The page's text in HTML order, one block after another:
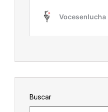
Buscar